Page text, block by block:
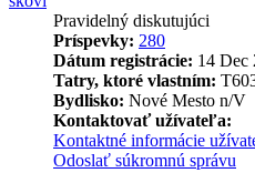
Pravidelný diskutujúci
Príspevky: 280
Dátum registrácie: 14 Dec
Tatry, ktoré vlastním:
Bydlisko: Nové Mesto n/V
Kontaktovať užívateľa:
Kontaktné informácie
Odoslať súkromnú správu